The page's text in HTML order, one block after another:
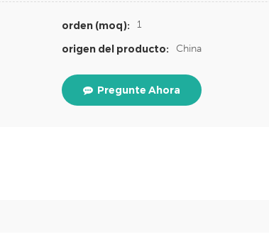
orden (moq): 1
origen del producto: China
Pregunte Ahora